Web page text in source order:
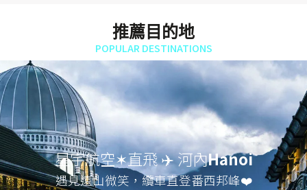
推薦目的地
POPULAR DESTINATIONS
星宇航空✶直飛 ✈️ 河內Hanoi
遇見遠山微笑，纜車直登番西邦峰❤️